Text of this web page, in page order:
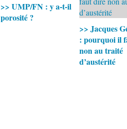
>> UMP/FN : y a-t-il
porosité ?
>> Jacques
: pourquoi il
non au traité
d’austérité